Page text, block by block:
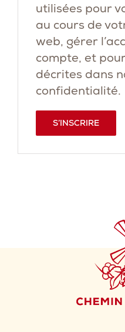
utilisées pour
au cours de
web, gérer
compte, et
décrites dans
confidentialité.
S’INSCRIRE